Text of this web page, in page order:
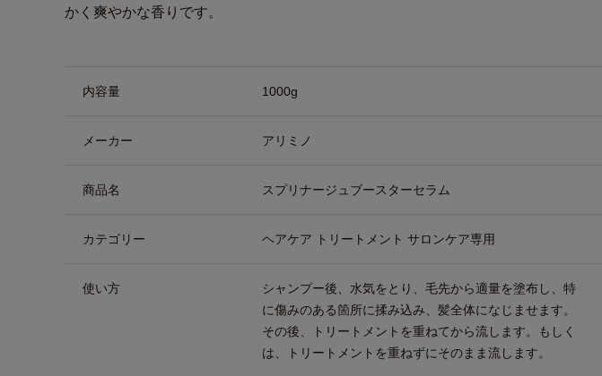
かく爽やかな香りです。
内容量 1000g
メーカー アリミノ
商品名 スプリナージュブースターセラム
カテゴリー ヘアケア トリートメント サロンケア専用
使い方
シャンプー後、水気をとり、毛先から適量を塗布し、特
に傷みのある箇所に揉み込み、髪全体になじませます。
その後、トリートメントを重ねてから流します。もしく
は、トリートメントを重ねずにそのまま流します。